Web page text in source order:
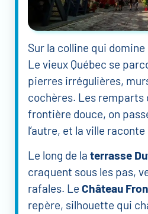
Sur la colline qui
Le vieux Québec se
pierres irrégulières,
cochères. Les remparts
frontière douce, on
l’autre, et la ville
Le long de la terrasse
craquent sous les pas,
rafales. Le Château
repère, silhouette qui